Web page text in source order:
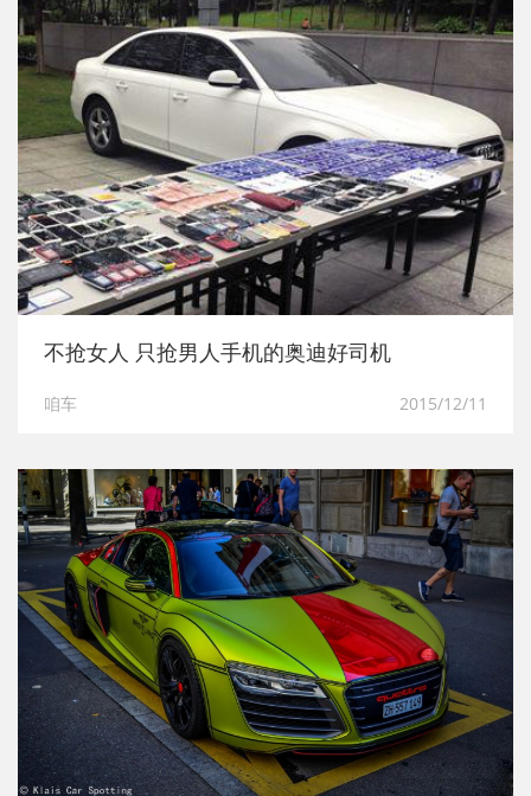
不抢女人 只抢男人手机的奥迪好司机
咱车 2015/12/11